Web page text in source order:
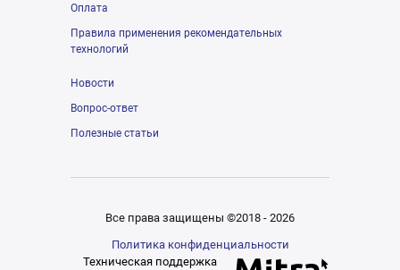
Оплата
Правила применения рекомендательных
технологий
Новости
Вопрос-ответ
Полезные статьи
Все права защищены ©2018 - 2026
Политика конфиденциальности
Техническая поддержка